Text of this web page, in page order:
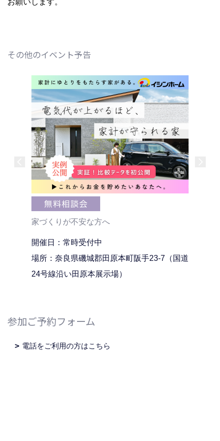
その他のイベント予告
家づくりが不安な方へ
開催日：常時受付中
場所：奈良県磯城郡田原本町阪手23-7（国道
24号線沿い田原本展示場）
参加ご予約フォーム
電話をご利用の方はこちら